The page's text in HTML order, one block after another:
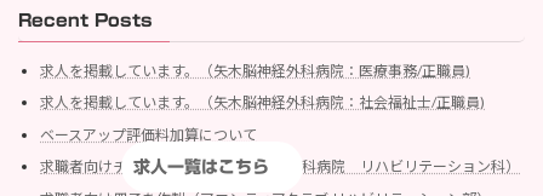
Recent Posts
求人を掲載しています。（矢木脳神経外科病院：医療事務/正職員)
求人を掲載しています。（矢木脳神経外科病院：社会福祉士/正職員)
ベースアップ評価料加算について
求職者向けチラシを作製（矢木脳神経外科病院 リハビリテーション科）
求人一覧はこちら